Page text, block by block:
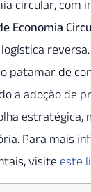
circular, com
Economia
patamar de
a adoção de
estratégica,
Para mais
visite este